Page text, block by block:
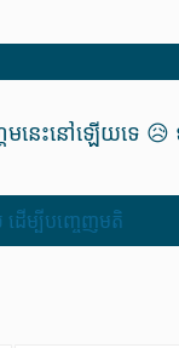
មនេះនៅឡើយទេ
ើម្បីបញ្ចេញមតិ